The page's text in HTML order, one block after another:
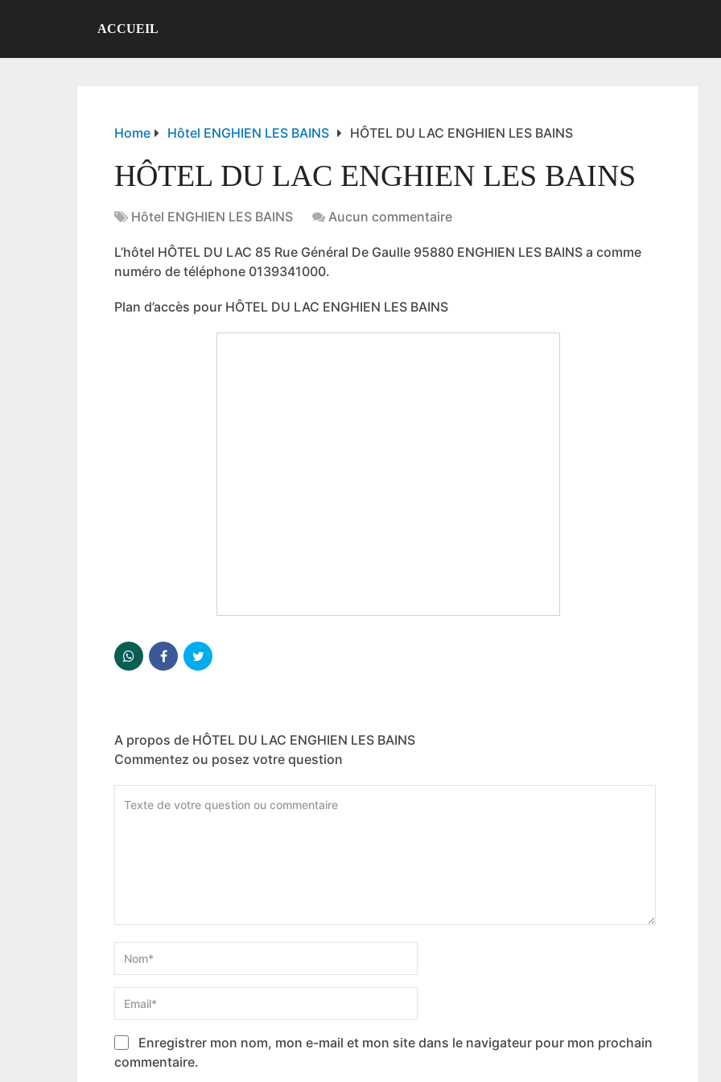
ACCUEIL
Home Hôtel ENGHIEN LES BAINS HÔTEL DU LAC ENGHIEN LES BAINS
HÔTEL DU LAC ENGHIEN LES BAINS
Hôtel ENGHIEN LES BAINS Aucun commentaire
L’hôtel HÔTEL DU LAC 85 Rue Général De Gaulle 95880 ENGHIEN LES BAINS a comme
numéro de téléphone 0139341000.
Plan d’accès pour HÔTEL DU LAC ENGHIEN LES BAINS
A propos de HÔTEL DU LAC ENGHIEN LES BAINS
Commentez ou posez votre question
Enregistrer mon nom, mon e-mail et mon site dans le navigateur pour mon prochain
commentaire.